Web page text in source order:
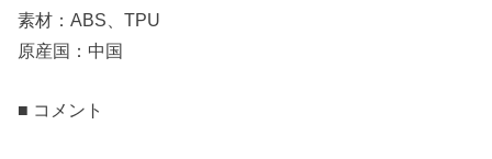
素材：ABS、TPU
原産国：中国
■ コメント